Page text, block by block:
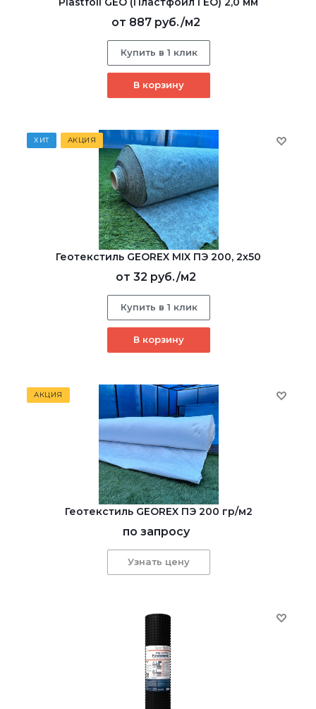
от 887 руб./м2
Купить в 1 клик
В корзину
ХИТ АКЦИЯ
Геотекстиль GEOREX MIX ПЭ 200, 2х50
от 32 руб./м2
Купить в 1 клик
В корзину
АКЦИЯ
Геотекстиль GEOREX ПЭ 200 гр/м2
по запросу
Узнать цену